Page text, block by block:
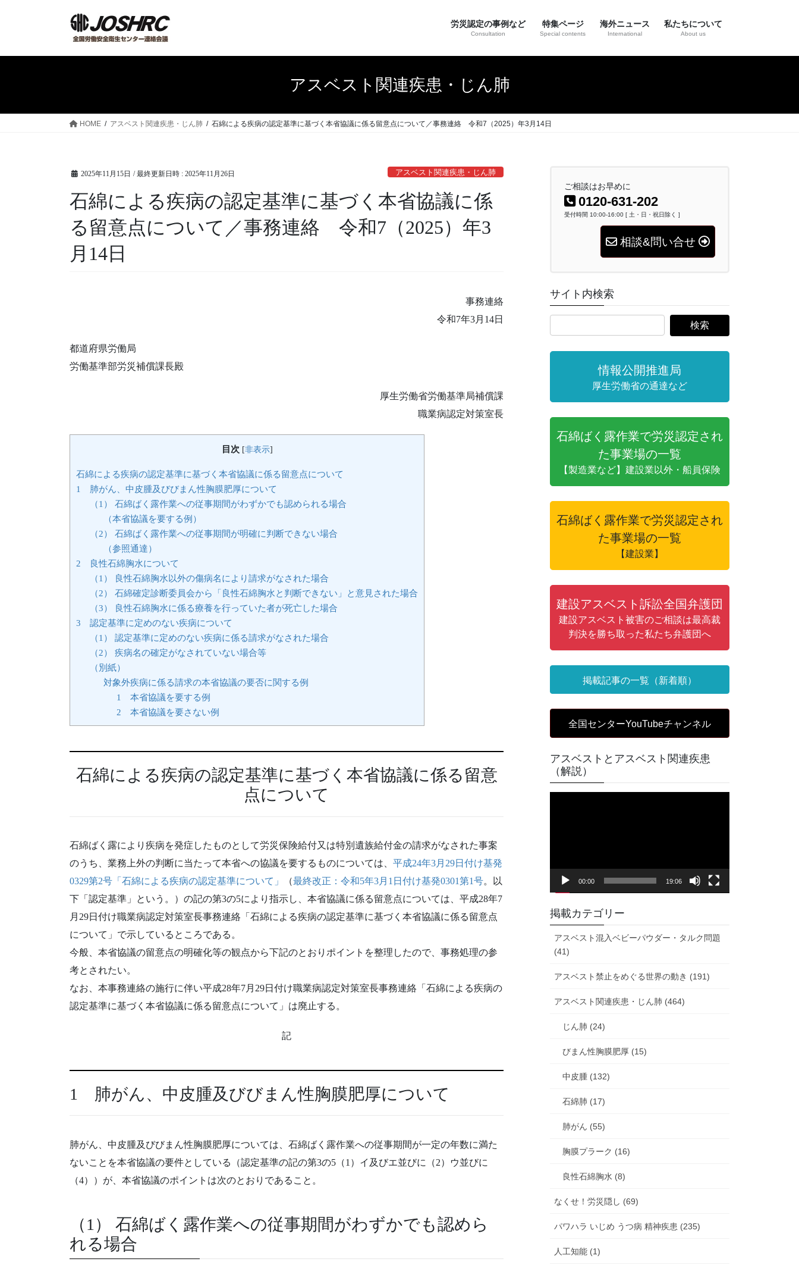
労災認定の事例など
Consultation
特集ページ
Special contents
海外ニュース
International
私たちについて
About us
アスベスト関連疾患・じん肺
HOME アスベスト関連疾患・じん肺 石綿による疾病の認定基準に基づく本省協議に係る留意点について／事務連絡 令和7（2025）年3月14日
2025年11月15日 / 最終更新日時 : 2025年11月26日 アスベスト関連疾患・じん肺
石綿による疾病の認定基準に基づく本省協議に係
る留意点について／事務連絡 令和7（2025）年3
月14日
事務連絡
令和7年3月14日
都道府県労働局
労働基準部労災補償課長殿
厚生労働省労働基準局補償課
職業病認定対策室長
目次 [非表示]
石綿による疾病の認定基準に基づく本省協議に係る留意点について
1 肺がん、中皮腫及びびまん性胸膜肥厚について
（1） 石綿ばく露作業への従事期間がわずかでも認められる場合
（本省協議を要する例）
（2） 石綿ばく露作業への従事期間が明確に判断できない場合
（参照通達）
2 良性石綿胸水について
（1） 良性石綿胸水以外の傷病名により請求がなされた場合
（2） 石綿確定診断委員会から「良性石綿胸水と判断できない」と意見された場合
（3） 良性石綿胸水に係る療養を行っていた者が死亡した場合
3 認定基準に定めのない疾病について
（1） 認定基準に定めのない疾病に係る請求がなされた場合
（2） 疾病名の確定がなされていない場合等
（別紙）
対象外疾病に係る請求の本省協議の要否に関する例
1 本省協議を要する例
2 本省協議を要さない例
石綿による疾病の認定基準に基づく本省協議に係る留意
点について
石綿ばく露により疾病を発症したものとして労災保険給付又は特別遺族給付金の請求がなされた事案
のうち、業務上外の判断に当たって本省への協議を要するものについては、 平成24年3月29日付け基発
0329第2号「石綿による疾病の認定基準について」
（最終改正：令和5年3月1日付け基発0301第1号。以
下「認定基準」という。）の記の第3の5により指示し、本省協議に係る留意点については、平成28年7
月29日付け職業病認定対策室長事務連絡「石綿による疾病の認定基準に基づく本省協議に係る留意点
について」で示しているところである。
今般、本省協議の留意点の明確化等の観点から下記のとおりポイントを整理したので、事務処理の参
考とされたい。
なお、本事務連絡の施行に伴い平成28年7月29日付け職業病認定対策室長事務連絡「石綿による疾病の
認定基準に基づく本省協議に係る留意点について」は廃止する。
記
1 肺がん、中皮腫及びびまん性胸膜肥厚について
肺がん、中皮腫及びびまん性胸膜肥厚については、石綿ばく露作業への従事期間が一定の年数に満た
ないことを本省協議の要件としている（認定基準の記の第3の5（1）イ及びエ並びに（2）ウ並びに
（4））が、本省協議のポイントは次のとおりであること。
（1） 石綿ばく露作業への従事期間がわずかでも認めら
れる場合
ご相談はお早めに
0120-631-202
受付時間 10:00-16:00 [ 土・日・祝日除く ]
相談&問い合せ
サイト内検索
情報公開推進局
厚生労働省の通達など
石綿ばく露作業で労災認定され
た事業場の一覧
【製造業など】建設業以外・船員保険
石綿ばく露作業で労災認定され
た事業場の一覧
【建設業】
建設アスベスト訴訟全国弁護団
建設アスベスト被害のご相談は最高裁
判決を勝ち取った私たち弁護団へ
掲載記事の一覧（新着順）
全国センターYouTubeチャンネル
アスベストとアスベスト関連疾患
（解説）
ヤ
00:00 19:06
掲載カテゴリー
アスベスト混入ベビーパウダー・タルク問題
(41)
アスベスト禁止をめぐる世界の動き (191)
アスベスト関連疾患・じん肺 (464)
じん肺 (24)
びまん性胸膜肥厚 (15)
中皮腫 (132)
石綿肺 (17)
肺がん (55)
胸膜プラーク (16)
良性石綿胸水 (8)
なくせ！労災隠し (69)
パワハラ いじめ うつ病 精神疾患 (235)
人工知能 (1)